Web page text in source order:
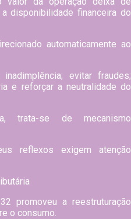
disponibilidade financeira do
automaticamente ao
evitar fraudes;
e reforçar a neutralidade do
trata-se de mecanismo
reflexos exigem atenção
promoveu a reestruturação
o consumo.